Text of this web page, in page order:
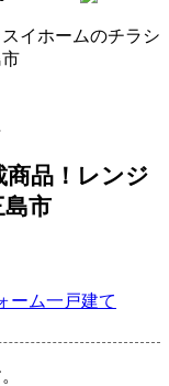
イホームのチラシ
品！レンジ
市
ーム一戸建て